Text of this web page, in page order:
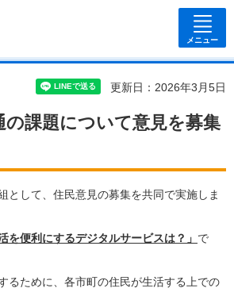
メニュー
更新日：2026年3月5日
の課題について意見を募集
として、住民意見の募集を共同で実施しま
を便利にするデジタルサービスは？」 で
るために、各市町の住民が生活する上での